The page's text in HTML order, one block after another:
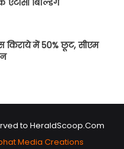
बिल्डिंग
किराये में 50% छूट, सीएम
to HeraldScoop.Com
Media Creations